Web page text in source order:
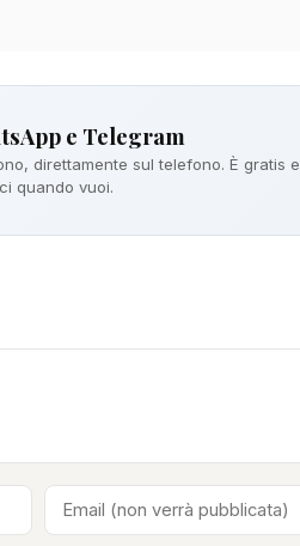
e Telegram
direttamente sul telefono. È gratis e
quando vuoi.